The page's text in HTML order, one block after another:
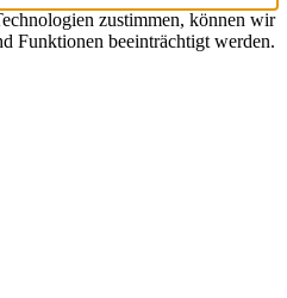
zustimmen, können wir
Funktionen beeinträchtigt werden.